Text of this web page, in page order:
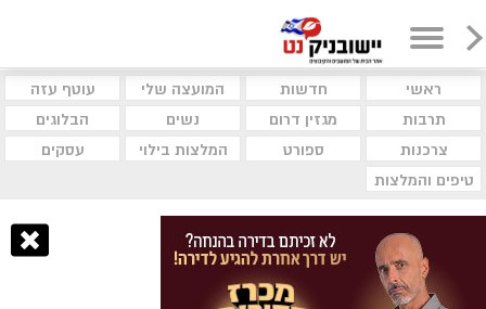
ראשי חדשות המועצה שלי
עוטף עזה
תרבות
מגזין דרום נשים
הבלוגים
צרכנות
ספורט המלצות בילוי
עסקים
טיפים והמלצות